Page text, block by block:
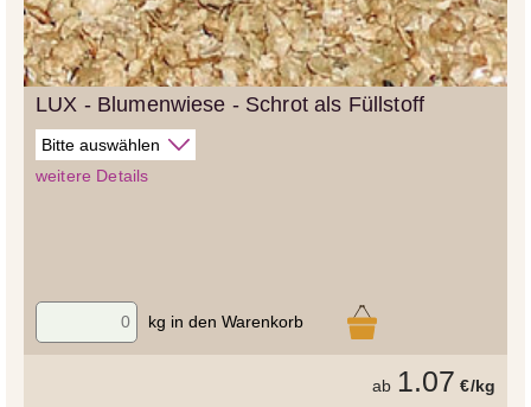
LUX - Blumenwiese - Schrot als Füllstoff
weitere Details
kg in den Warenkorb
ab 1.07 €/kg